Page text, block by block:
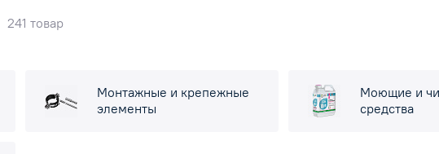
241 товар
Монтажные и крепежные
элементы
Моющие и
средства